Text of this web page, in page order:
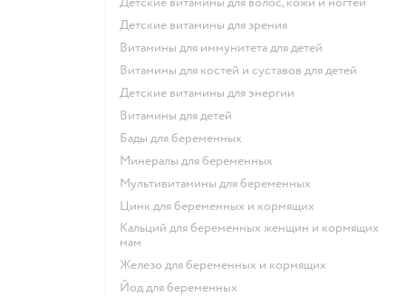
Детские витамины для зрения
Витамины для иммунитета для детей
Витамины для костей и суставов для детей
Детские витамины для энергии
Витамины для детей
Бады для беременных
Минералы для беременных
Мультивитамины для беременных
Цинк для беременных и кормящих
Кальций для беременных женщин и кормящих
мам
Железо для беременных и кормящих
Йод для беременных